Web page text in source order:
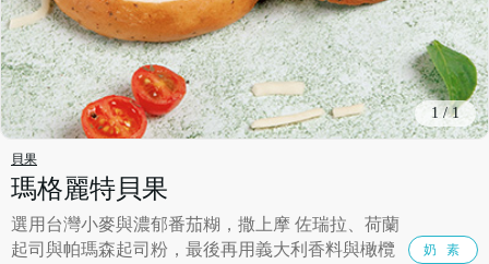
1 / 1
貝果
瑪格麗特貝果
選用台灣小麥與濃郁番茄糊，撒上摩 佐瑞拉、荷蘭
起司與帕瑪森起司粉，最後再用義大利香料與橄欖
奶 素